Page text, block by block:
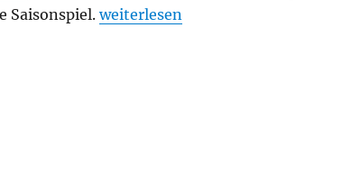
Saisonspiel.„Bezirksliga Stuttgart II 2012/13:
weiterlesen